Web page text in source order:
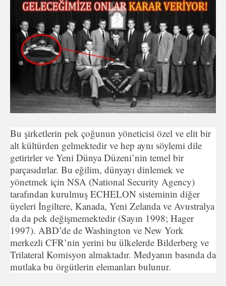
Bu şirketlerin pek çoğunun yöneticisi özel ve elit bir
alt kültürden gelmektedir ve hep aynı söylemi dile
getirirler ve Yeni Dünya Düzeni’nin temel bir
parçasıdırlar. Bu eğilim, dünyayı dinlemek ve
yönetmek için NSA (National Security Agency)
tarafından kurulmuş ECHELON sisteminin diğer
üyeleri İngiltere, Kanada, Yeni Zelanda ve Avustralya
da da pek değişmemektedir (Sayın 1998; Hager
1997). ABD’de de Washington ve New York
merkezli CFR’nin yerini bu ülkelerde Bilderberg ve
Trilateral Komisyon almaktadır. Medyanın basında da
mutlaka bu örgütlerin elemanları bulunur.